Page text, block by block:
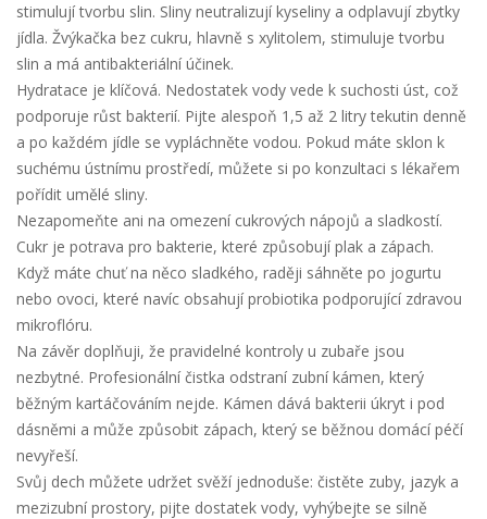
stimulují tvorbu slin. Sliny neutralizují kyseliny a odplavují zbytky
jídla. Žvýkačka bez cukru, hlavně s xylitolem, stimuluje tvorbu
slin a má antibakteriální účinek.
Hydratace je klíčová. Nedostatek vody vede k suchosti úst, což
podporuje růst bakterií. Pijte alespoň 1,5 až 2 litry tekutin denně
a po každém jídle se vypláchněte vodou. Pokud máte sklon k
suchému ústnímu prostředí, můžete si po konzultaci s lékařem
pořídit umělé sliny.
Nezapomeňte ani na omezení cukrových nápojů a sladkostí.
Cukr je potrava pro bakterie, které způsobují plak a zápach.
Když máte chuť na něco sladkého, raději sáhněte po jogurtu
nebo ovoci, které navíc obsahují probiotika podporující zdravou
mikroflóru.
Na závěr doplňuji, že pravidelné kontroly u zubaře jsou
nezbytné. Profesionální čistka odstraní zubní kámen, který
běžným kartáčováním nejde. Kámen dává bakterii úkryt i pod
dásněmi a může způsobit zápach, který se běžnou domácí péčí
nevyřeší.
Svůj dech můžete udržet svěží jednoduše: čistěte zuby, jazyk a
mezizubní prostory, pijte dostatek vody, vyhýbejte se silně